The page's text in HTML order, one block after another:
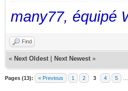
many77, équipé
Find
« Next Oldest Next Newest »
Pages (13): « Previous 1 2 3 4 5